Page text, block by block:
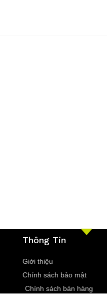
Thông Tin
Giới thiệu
Chính sách bảo mật
Chính sách bán hàng